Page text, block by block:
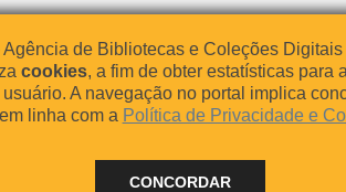
Agência de Bibliotecas e Coleções
cookies, a fim de obter estatísticas para
A navegação no portal implica
linha com a Política de Privacidade e
CONCORDAR